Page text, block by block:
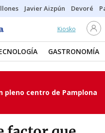
Javier Aizpún Devoré
Kiosko
GASTRONOMÍA
pleno centro de Pamplona